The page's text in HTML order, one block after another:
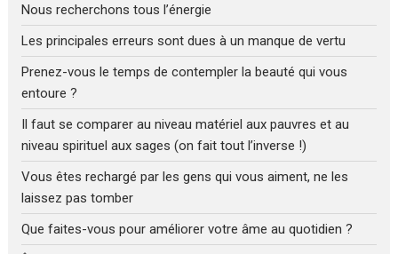
Nous recherchons tous l’énergie
Les principales erreurs sont dues à un manque de vertu
Prenez-vous le temps de contempler la beauté qui vous
entoure ?
Il faut se comparer au niveau matériel aux pauvres et au
niveau spirituel aux sages (on fait tout l’inverse !)
Vous êtes rechargé par les gens qui vous aiment, ne les
laissez pas tomber
Que faites-vous pour améliorer votre âme au quotidien ?